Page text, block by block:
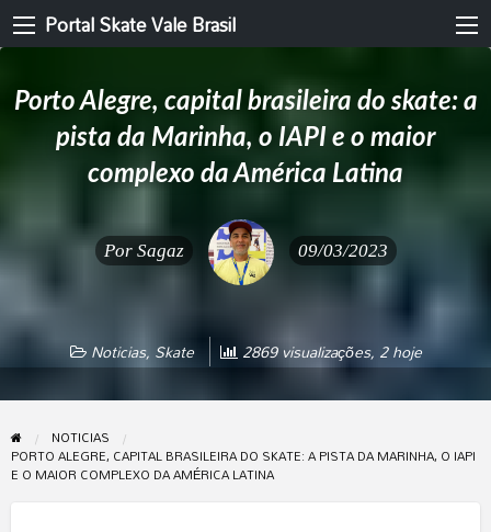
Portal Skate Vale Brasil
Porto Alegre, capital brasileira do skate: a
pista da Marinha, o IAPI e o maior
complexo da América Latina
Por Sagaz 09/03/2023
Noticias, Skate 2869 visualizações, 2 hoje
NOTICIAS
PORTO ALEGRE, CAPITAL BRASILEIRA DO SKATE: A PISTA DA MARINHA, O IAPI
E O MAIOR COMPLEXO DA AMÉRICA LATINA